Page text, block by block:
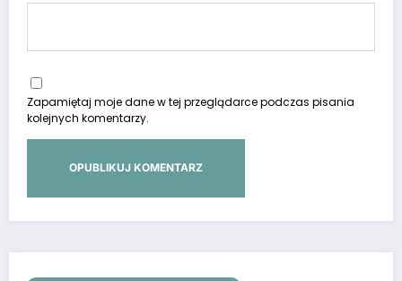
Zapamiętaj moje dane w tej przeglądarce podczas pisania
kolejnych komentarzy.